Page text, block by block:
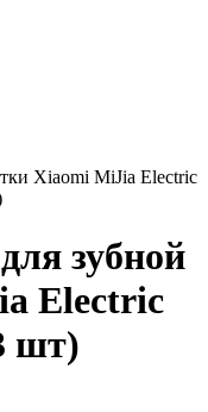
Xiaomi MiJia Electric
зубной
Electric
шт)